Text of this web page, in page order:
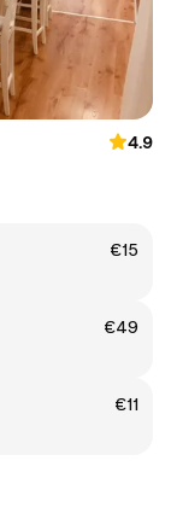
4.9
€15
€49
€11